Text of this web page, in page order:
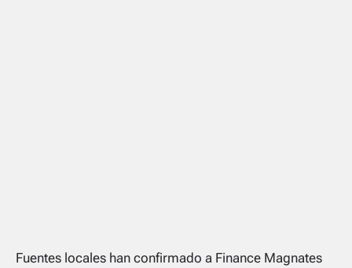
Fuentes locales han confirmado a Finance Magnates